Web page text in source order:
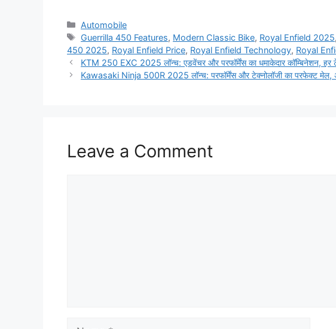
Categories
Automobile
Tags
Guerrilla 450 Features, Modern Classic Bike, Royal Enfield 2025,
450 2025, Royal Enfield Price, Royal Enfield Technology, Royal
KTM 250 EXC 2025 लॉन्च: एडवेंचर और परफॉर्मेंस का धमाकेदार कॉम्बिनेशन, हर
Kawasaki Ninja 500R 2025 लॉन्च: परफॉर्मेंस और टेक्नोलॉजी का परफेक्ट मेल,
Leave a Comment